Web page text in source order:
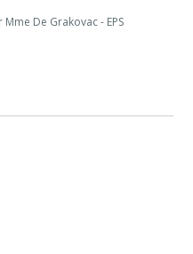
De Grakovac - EPS